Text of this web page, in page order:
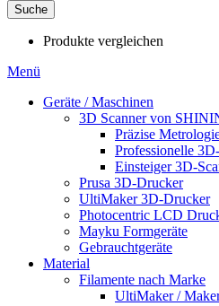
Suche
Produkte vergleichen
Menü
Geräte / Maschinen
3D Scanner von
Präzise
Professionelle
Einsteiger 3D-
Prusa 3D-Drucker
UltiMaker 3D-Drucker
Photocentric LCD
Mayku Formgeräte
Gebrauchtgeräte
Material
Filamente nach Marke
UltiMaker /